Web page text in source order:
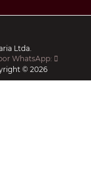
Ltda.
WhatsApp:
© 2026